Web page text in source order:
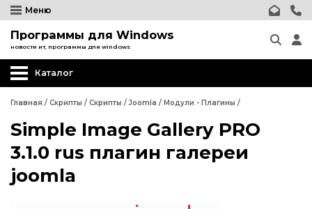
Меню
Программы для Windows
новости ит, программы для windows
Каталог
Главная / Скрипты / Скрипты / Joomla / Модули - Плагины /
Simple Image Gallery PRO
3.1.0 rus плагин галереи
joomla
Wordpress
Joomla